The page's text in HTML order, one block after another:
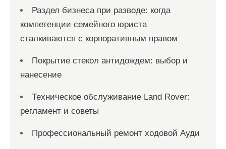
Раздел бизнеса при разводе: когда
компетенции семейного юриста
сталкиваются с корпоративным правом
Покрытие стекол антидождем: выбор и
нанесение
Техническое обслуживание Land Rover:
регламент и советы
Профессиональный ремонт ходовой Ауди